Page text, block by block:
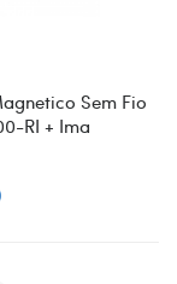
Sem Fio
RI + Ima